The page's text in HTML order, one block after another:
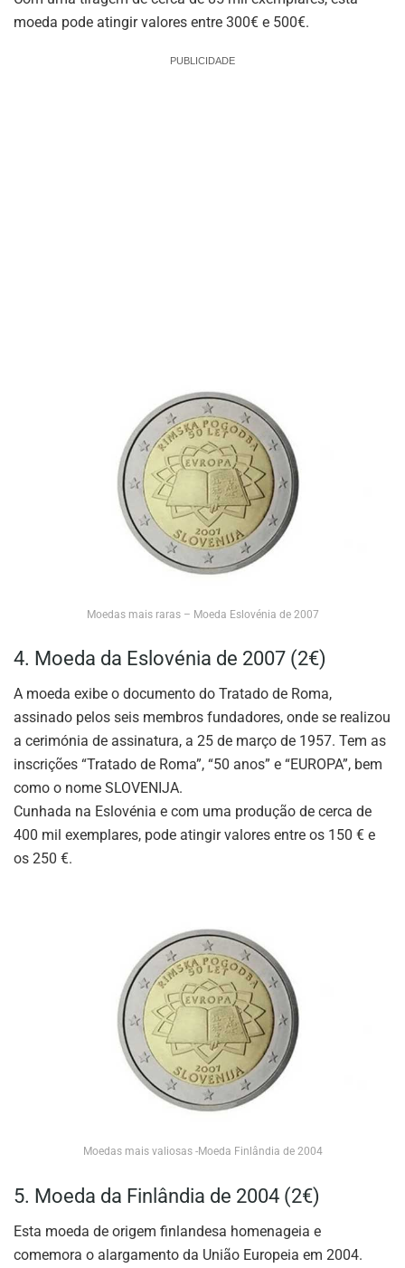
moeda pode atingir valores entre 300€ e 500€.
PUBLICIDADE
Moedas mais raras – Moeda Eslovénia de 2007
4. Moeda da Eslovénia de 2007 (2€)
A moeda exibe o documento do Tratado de Roma,
assinado pelos seis membros fundadores, onde se realizou
a cerimónia de assinatura, a 25 de março de 1957. Tem as
inscrições “Tratado de Roma”, “50 anos” e “EUROPA”, bem
como o nome SLOVENIJA.
Cunhada na Eslovénia e com uma produção de cerca de
400 mil exemplares, pode atingir valores entre os 150 € e
os 250 €.
Moedas mais valiosas -Moeda Finlândia de 2004
5. Moeda da Finlândia de 2004 (2€)
Esta moeda de origem finlandesa homenageia e
comemora o alargamento da União Europeia em 2004.